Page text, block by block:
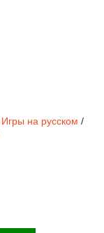
Игры на русском /